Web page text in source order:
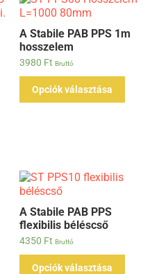
A Stabile PAB PPS 1m
hosszelem
3980 Ft Bruttó
Opciók választása
A Stabile PAB PPS
flexibilis béléscső
4350 Ft Bruttó
Opciók választása